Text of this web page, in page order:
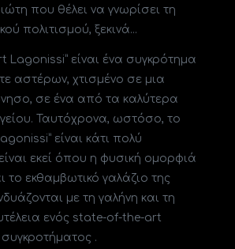
που θέλει να γνωρίσει τη
πολιτισμού, ξεκινά…
Lagonissi” είναι ένα συγκρότημα
αστέρων, χτισμένο σε μια
σε ένα από τα καλύτερα
Ταυτόχρονα, ωστόσο, το
είναι κάτι πολύ
εκεί όπου η φυσική ομορφιά
το εκθαμβωτικό γαλάζιο της
με τη γαλήνη και τη
ενός state-of-the-art
.